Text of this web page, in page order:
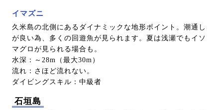
イマズニ
久米島の北側にあるダイナミックな地形ポイント。潮通し
が良い為、多くの回遊魚が見られます。夏は浅瀬でもイソ
マグロが見られる場合も。
水深：～28m（最大30m）
流れ：さほど流れない。
ダイビングスキル：中級者
石垣島